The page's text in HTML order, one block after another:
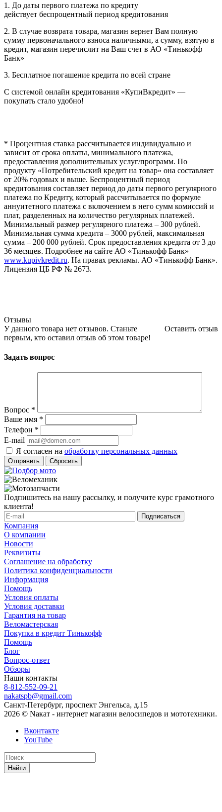
1. До даты первого платежа по кредиту
действует беспроцентный период кредитования
2. В случае возврата товара, магазин вернет Вам полную
сумму первоначального взноса наличными, а сумму, взятую в
кредит, магазин перечислит на Ваш счет в АО «Тинькофф
Банк»
3. Бесплатное погашение кредита по всей стране
С системой онлайн кредитования «КупиВкредит» —
покупать стало удобно!
* Процентная ставка рассчитывается индивидуально и
зависит от срока оплаты, минимального платежа,
предоставления дополнительных услуг/программ. По
продукту «Потребительский кредит на товар» она составляет
от 20% годовых и выше. Беспроцентный период
кредитования составляет период до даты первого регулярного
платежа по Кредиту, который рассчитывается по формуле
аннуитетного платежа с включением в него сумм комиссий и
плат, разделенных на количество регулярных платежей.
Минимальный размер регулярного платежа – 300 рублей.
Минимальная сумма кредита – 3000 рублей, максимальная
сумма – 200 000 рублей. Срок предоставления кредита от 3 до
36 месяцев. Подробнее на сайте АО «Тинькофф Банк»
www.kupivkredit.ru. На правах рекламы. АО «Тинькофф Банк».
Лицензия ЦБ РФ № 2673.
Отзывы
Оставить отзыв
У данного товара нет отзывов. Станьте
первым, кто оставил отзыв об этом товаре!
Задать вопрос
Вопрос *
Ваше имя *
Телефон *
E-mail
Я согласен на обработку персональных данных
Сбросить
Подпишитесь на нашу рассылку, и получите курс грамотного
клиента!
Компания
О компании
Новости
Реквизиты
Соглашение на обработку
Политика конфиденциальности
Информация
Помощь
Условия оплаты
Условия доставки
Гарантия на товар
Веломастерская
Покупка в кредит Тинькофф
Помощь
Блог
Вопрос-ответ
Обзоры
Наши контакты
8-812-552-09-21
nakatspb@gmail.com
Санкт-Петербург, проспект Энгельса, д.15
2026 © Nакат - интернет магазин велосипедов и мототехники.
Вконтакте
YouTube
Найти